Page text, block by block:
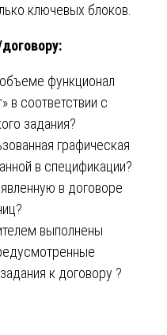
ключевых блоков.
функционал
в соответствии с
задания?
графическая
в спецификации?
в договоре
выполнены
к договору ?